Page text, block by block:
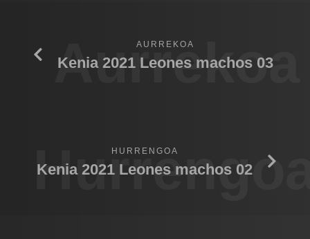
Aurrekoa
AURREKOA
Kenia 2021 Leones machos 03
HURRENGOA
Kenia 2021 Leones machos 02